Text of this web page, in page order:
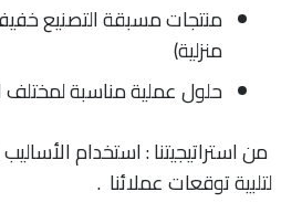
منتجات مسبقة التصنيع
منزلية)
حلول عملية مناسبة لمختلف
من استراتيجيتنا : استخدام
لتلبية توقعات عملائنا .